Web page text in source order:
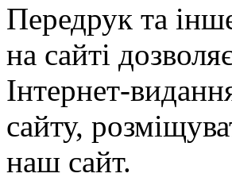
Передрук та
на сайті
Інтернет-
сайту,
наш сайт.